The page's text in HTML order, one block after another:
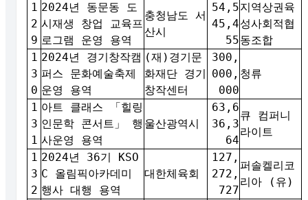
1
2
9
2024년 동문동 도
시재생 창업 교육프
로그램 운영 용역
충청남도 서
산시
54,5
45,4
55
지역상권육
성사회적협
동조합
1
3
0
2024년 경기창작캠
퍼스 문화예술축제
운영 용역
(재)경기문
화재단 경기
창작센터
300,
000,
000
청류
1
3
1
아트 클래스 「힐링
인문학 콘서트」 행
사운영 용역
울산광역시
63,6
36,3
64
큐 컴퍼니
라이트
1
3
2
2024년 36기 KSO
C 올림픽아카데미
행사 대행 용역
대한체육회
127,
272,
727
퍼솔켈리코
리아 (유)